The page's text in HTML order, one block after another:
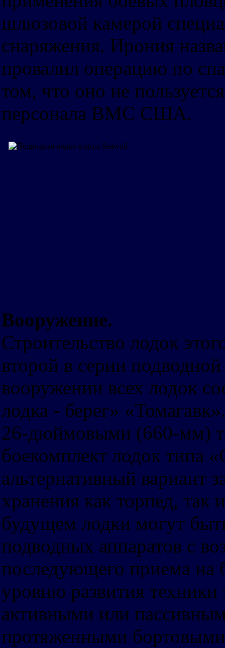
шлюзовой камерой
снаряжения. Ирония
провалил операцию по
том, что оно не
персонала ВМС США.
Вооружение.
Строительство лодок
второй в серии
вооружении всех лодок
лодка - берег»
26-дюймовыми (660-мм)
боекомплект лодок типа
альтернативный вариант
хранения как торпед, так
будущем лодки могут
подводных аппаратов с
последующего приема на
уровню развития
активными или
протяженными